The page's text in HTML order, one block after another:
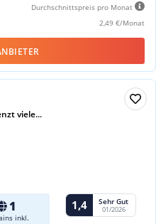
Durchschnittspreis pro Monat
2,49 €/Monat
viele...
1
inkl.
1,4 Sehr Gut
01/2026